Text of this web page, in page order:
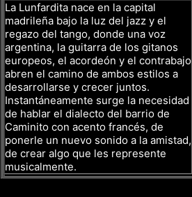
La Lunfardita nace en la capital
madrileña bajo la luz del jazz y el
regazo del tango, donde una voz
argentina, la guitarra de los gitanos
europeos, el acordeón y el contrabajo
abren el camino de ambos estilos a
desarrollarse y crecer juntos.
Instantáneamente surge la necesidad
de hablar el dialecto del barrio de
Caminito con acento francés, de
ponerle un nuevo sonido a la amistad,
de crear algo que les represente
musicalmente.